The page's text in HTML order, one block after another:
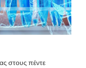
στους πέντε